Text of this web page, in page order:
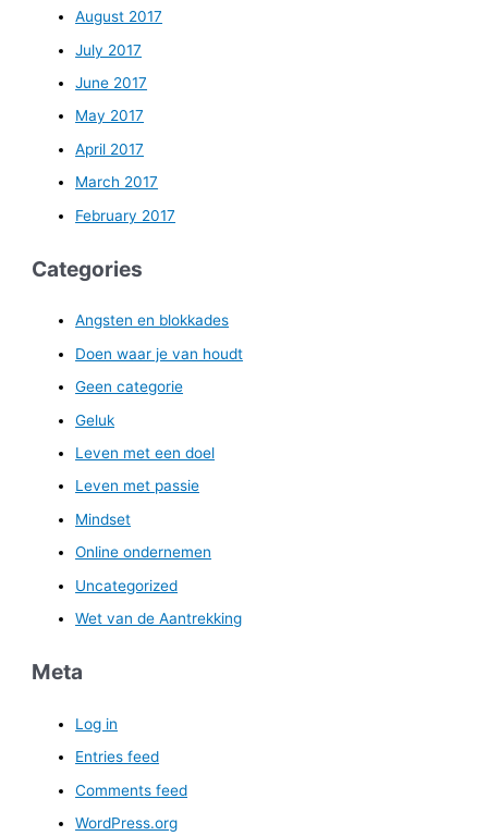
August 2017
July 2017
June 2017
May 2017
April 2017
March 2017
February 2017
Categories
Angsten en blokkades
Doen waar je van houdt
Geen categorie
Geluk
Leven met een doel
Leven met passie
Mindset
Online ondernemen
Uncategorized
Wet van de Aantrekking
Meta
Log in
Entries feed
Comments feed
WordPress.org